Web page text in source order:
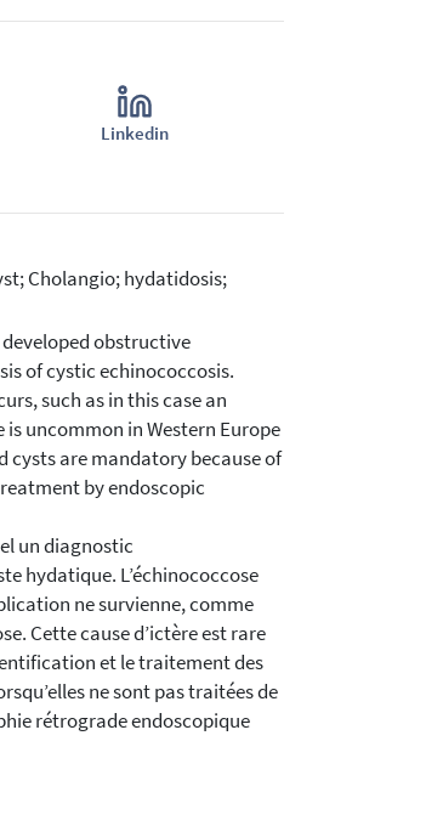
Linkedin
Cholangio; hydatidosis;
obstructive
of cystic echinococcosis.
such as in this case an
uncommon in Western Europe
are mandatory because of
by endoscopic
un diagnostic
hydatique. L’échinococcose
ne survienne, comme
Cette cause d’ictère est rare
et le traitement des
ne sont pas traitées de
rétrograde endoscopique